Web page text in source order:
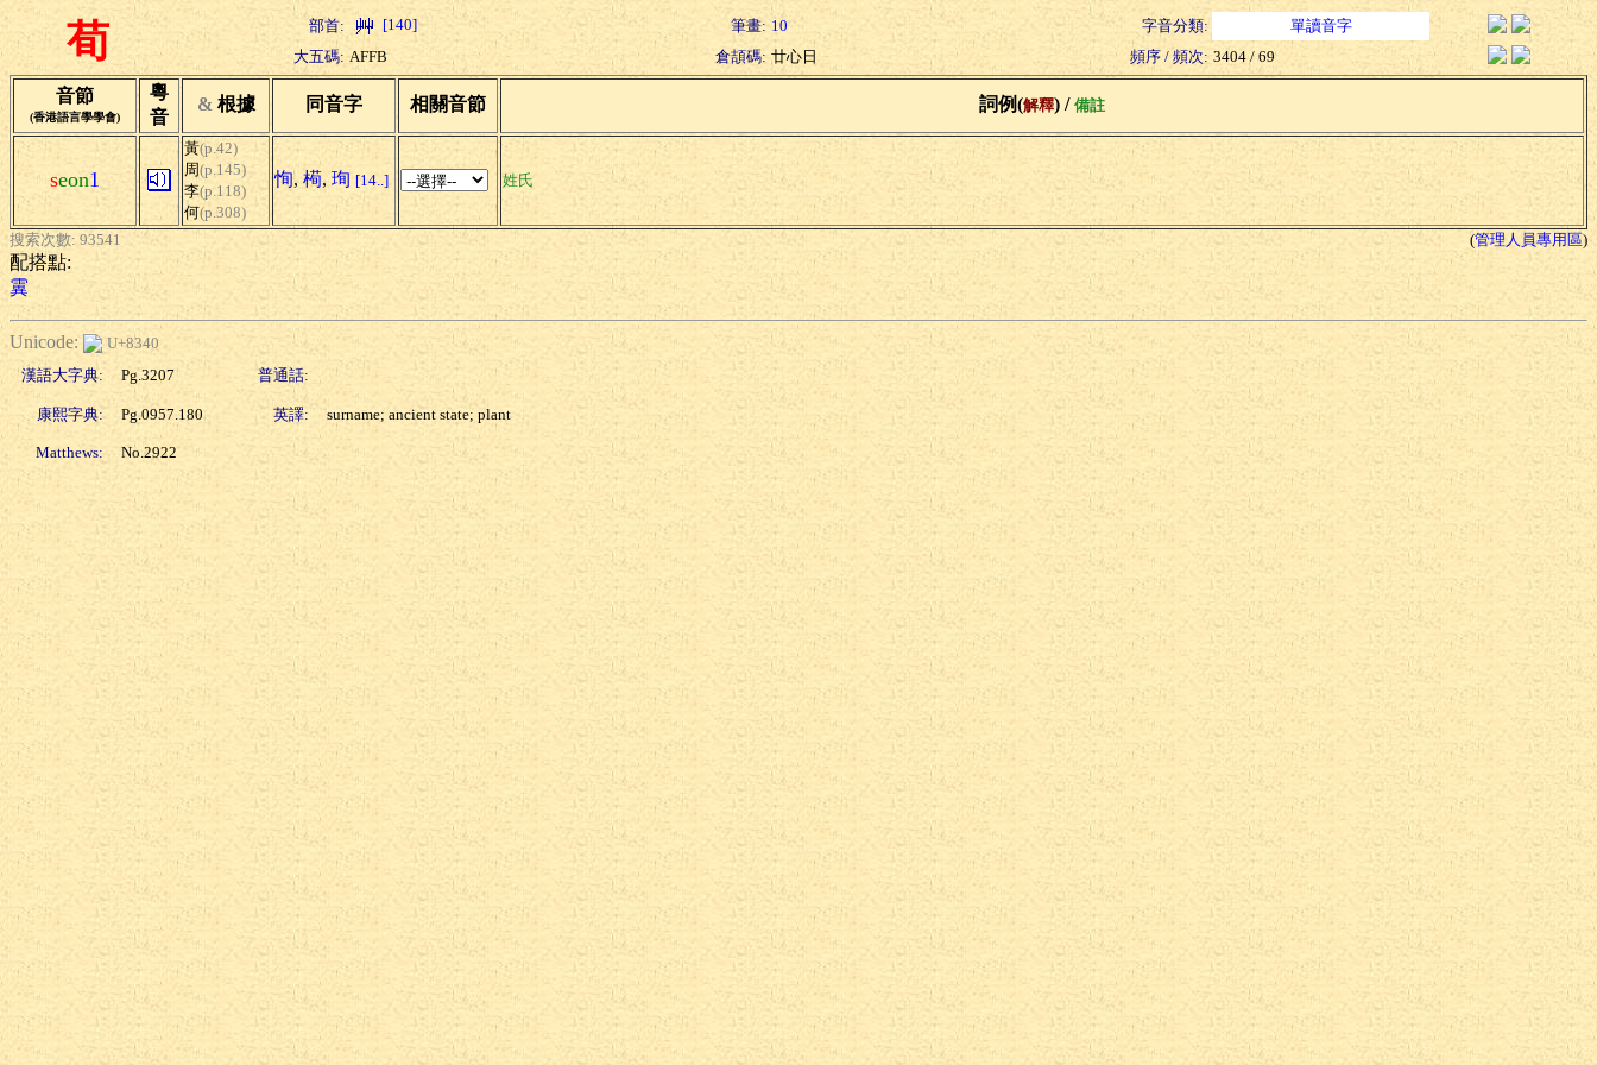
荀 部首: [140] 筆畫: 10 字音分類:
單讀音字
大五碼: AFFB 倉頡碼: 廿心日 頻序 / 頻次: 3404 / 69
音節
(香港語言學學會)
粵
音
& 根據 同音字 相關音節 詞例(解釋) / 備註
seon1
黃(p.42)
周(p.145)
李(p.118)
何(p.308)
恂, 槆, 珣 [14..] 姓氏
搜索次數: 93541 (管理人員專用區)
配搭點:
霬
Unicode:
U+8340
漢語大字典:
Pg.3207 普通話:
康熙字典: Pg.0957.180 英譯: surname; ancient state; plant
Matthews: No.2922